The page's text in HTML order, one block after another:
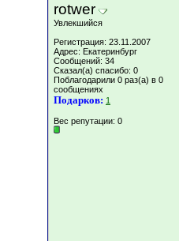
rotwer
Увлекшийся
Регистрация: 23.11.2007
Адрес: Екатеринбург
Сообщений: 34
Сказал(а) спасибо: 0
Поблагодарили 0 раз(а) в 0
сообщениях
Подарков: 1
Вес репутации: 0